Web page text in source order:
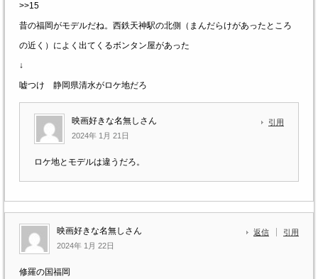
>>15
昔の福岡がモデルだね。西鉄天神駅の北側（まんだらけがあったところ
の近く）によく出てくるボンタン屋があった
↓
嘘つけ 静岡県清水がロケ地だろ
映画好きな名無しさん
2024年 1月 21日
引用
ロケ地とモデルは違うだろ。
映画好きな名無しさん
2024年 1月 22日
返信 引用
修羅の国福岡